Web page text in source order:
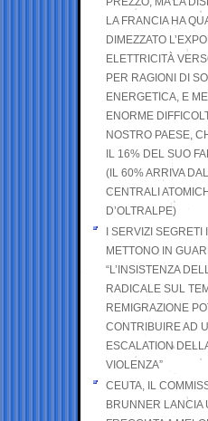
LA FRANCIA HA
DIMEZZATO
ELETTRICITÀ
PER RAGIONI DI
ENERGETICA, E
ENORME
NOSTRO PAESE,
IL 16% DEL SUO
(IL 60% ARRIVA
CENTRALI
D’OLTRALPE)
I SERVIZI SEGRETI
METTONO IN
“L’INSISTENZA
RADICALE SUL
REMIGRAZIONE
CONTRIBUIRE AD
ESCALATION
VIOLENZA”
CEUTA, IL
BRUNNER LANCIA